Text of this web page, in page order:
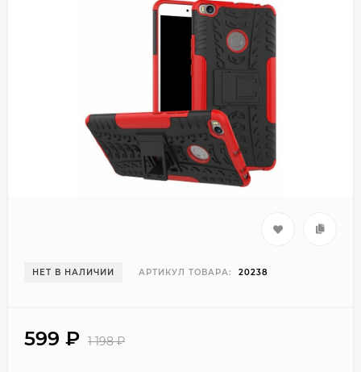
НЕТ В НАЛИЧИИ АРТИКУЛ ТОВАРА: 20238
599 ₽ 1 198₽